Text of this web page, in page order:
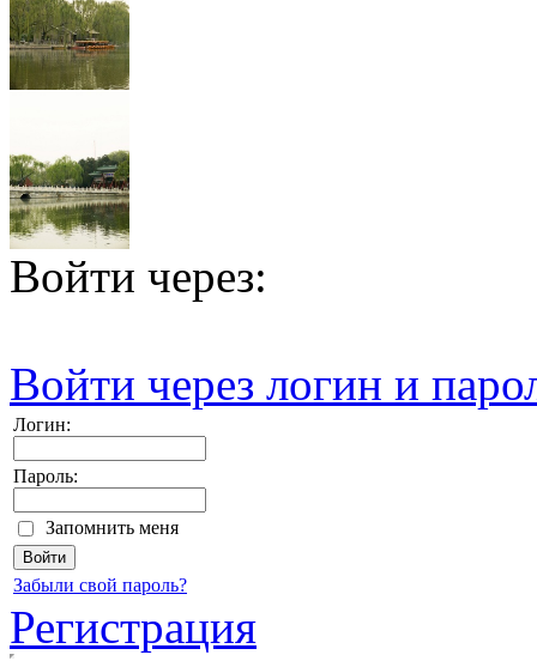
Войти через:
Войти через логин и
Логин:
Пароль:
Запомнить меня
Забыли свой пароль?
Регистрация